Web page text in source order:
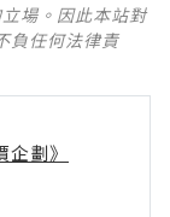
場。因此本站對
負任何法律責
劃》